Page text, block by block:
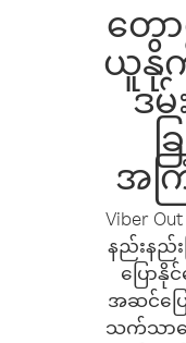
တေ
ယူနို
ဒမ်
အက
Viber
နည်းနည်း
ပြော
အဆင်ပြ
သက်သာသေ